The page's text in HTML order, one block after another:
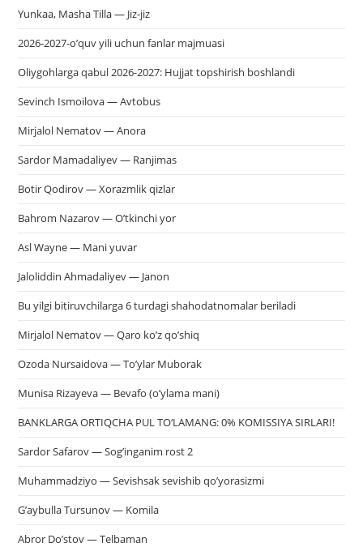
Yunkaa, Masha Tilla — Jiz-jiz
2026-2027-o’quv yili uchun fanlar majmuasi
Oliygohlarga qabul 2026-2027: Hujjat topshirish boshlandi
Sevinch Ismoilova — Avtobus
Mirjalol Nematov — Anora
Sardor Mamadaliyev — Ranjimas
Botir Qodirov — Xorazmlik qizlar
Bahrom Nazarov — O’tkinchi yor
Asl Wayne — Mani yuvar
Jaloliddin Ahmadaliyev — Janon
Bu yilgi bitiruvchilarga 6 turdagi shahodatnomalar beriladi
Mirjalol Nematov — Qaro ko’z qo’shiq
Ozoda Nursaidova — To’ylar Muborak
Munisa Rizayeva — Bevafo (o’ylama mani)
BANKLARGA ORTIQCHA PUL TO‘LAMANG: 0% KOMISSIYA SIRLARI!
Sardor Safarov — Sog’inganim rost 2
Muhammadziyo — Sevishsak sevishib qo’yorasizmi
G’aybulla Tursunov — Komila
Abror Do’stov — Telbaman